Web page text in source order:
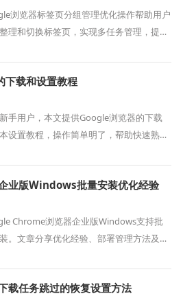
浏览器标签页分组管理优化操作帮助用户
理和切换标签页，实现多任务管理，提高
载和设置教程
手用户，本文提供Google浏览器的下载
设置教程，操作简单明了，帮助快速熟悉
业版Windows批量安装优化经验
Chrome浏览器企业版Windows支持批
。文章分享优化经验、部署管理方法及性
器稳定运行。
任务跳过的恢复设置方法